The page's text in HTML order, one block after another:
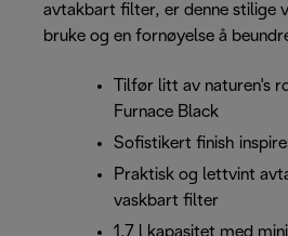
avtakbart filter, er denne stilige
bruke og en fornøyelse å
Tilfør litt av naturen's
Furnace Black
Sofistikert finish
Praktisk og lettvint
vaskbart filter
1,7 l kapasitet med